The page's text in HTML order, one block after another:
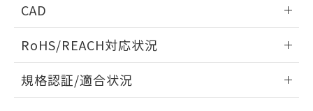
CAD
ドすることができます。
ログイン/会員登録
RoHS/REACH対応状況
EU RoHS 注意事項・凡例
規格認証/適合状況
ものではありません。
また、RoHS指令のフタル酸エステル類４
物質の対応では、対応完了までの期間は出
荷製品に未対応品が混在することから備考
欄に対応日を記載しておりました。